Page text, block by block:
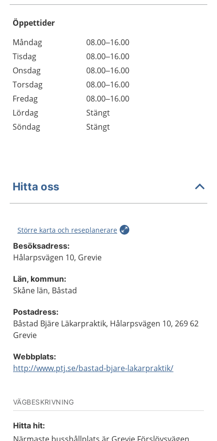
Öppettider
Dag
Öppettider
Kommentarer
Måndag
08.00–16.00
Tisdag
08.00–16.00
Onsdag
08.00–16.00
Torsdag
08.00–16.00
Fredag
08.00–16.00
Lördag
Stängt
Söndag
Stängt
Hitta oss
Större karta och reseplanerare
Besöksadress:
Hålarpsvägen 10, Grevie
Län, kommun:
Skåne län, Båstad
Postadress:
Båstad Bjäre Läkarpraktik, Hålarpsvägen 10, 269 62
Grevie
Webbplats:
http://www.ptj.se/bastad-bjare-lakarpraktik/
VÄGBESKRIVNING
Hitta hit: